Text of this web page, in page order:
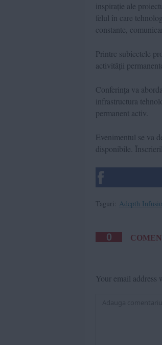
inspirație ale
felul în care
constante,
Printre subiectele
activității
Conferința va
infrastructura
permanent activ.
Evenimentul se va
disponibile.
Taguri: Adepth
0
Your email address